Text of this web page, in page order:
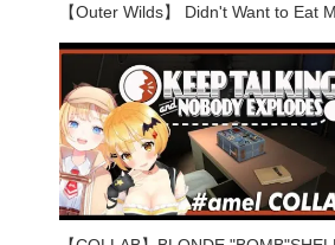
【Outer Wilds】 Didn't Want to Eat